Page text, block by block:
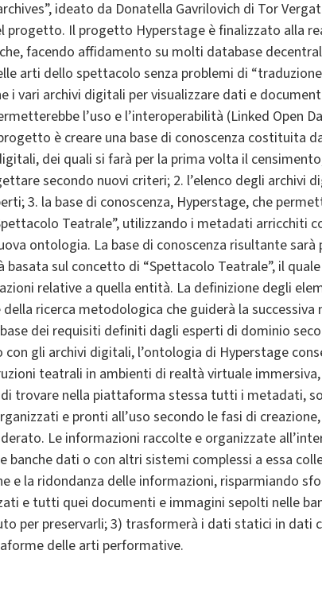
ideato da Donatella Gavrilovich di Tor
progetto. Il progetto Hyperstage è finalizzato alla
facendo affidamento su molti database
arti dello spettacolo senza problemi di
i vari archivi digitali per visualizzare dati e
l’uso e l’interoperabilità (Linked Open
è creare una base di conoscenza costituita
dei quali si farà per la prima volta il
secondo nuovi criteri; 2. l’elenco degli archivi
3. la base di conoscenza, Hyperstage, che
Teatrale”, utilizzando i metadati arricchiti
ontologia. La base di conoscenza risultante sarà
basata sul concetto di “Spettacolo Teatrale”, il
relative a quella entità. La definizione degli
ricerca metodologica che guiderà la
dei requisiti definiti dagli esperti di dominio
gli archivi digitali, l’ontologia di Hyperstage
teatrali in ambienti di realtà virtuale
trovare nella piattaforma stessa tutti i metadati,
e pronti all’uso secondo le fasi di
Le informazioni raccolte e organizzate
banche dati o con altri sistemi complessi a essa
e la ridondanza delle informazioni, risparmiando
e tutti quei documenti e immagini sepolti nelle
per preservarli; 3) trasformerà i dati statici in dati
delle arti performative.